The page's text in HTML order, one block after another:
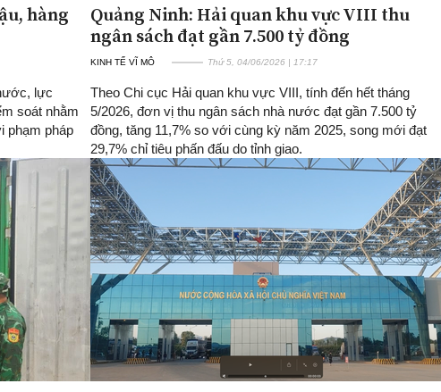
hàng
lực
soát nhằm
phạm pháp
Quảng Ninh: Hải quan khu vực VIII thu
ngân sách đạt gần 7.500 tỷ đồng
KINH TẾ VĨ MÔ Thứ 5, 04/06/2026 | 17:17
Theo Chi cục Hải quan khu vực VIII, tính đến hết tháng
5/2026, đơn vị thu ngân sách nhà nước đạt gần 7.500 tỷ
đồng, tăng 11,7% so với cùng kỳ năm 2025, song mới đạt
29,7% chỉ tiêu phấn đấu do tỉnh giao.